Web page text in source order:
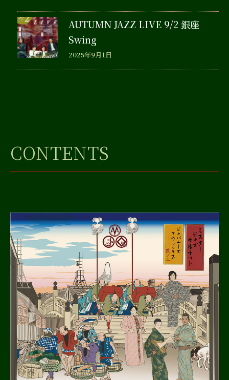
AUTUMN JAZZ LIVE 9/2 銀座
Swing
2025年9月1日
CONTENTS